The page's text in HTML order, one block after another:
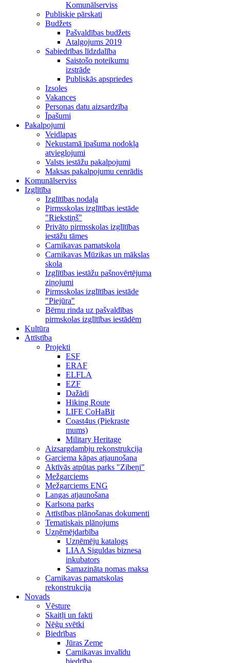
Komunālserviss
Publiskie pārskati
Budžets
Pašvaldības budžets
Atalgojums 2019
Sabiedrības līdzdalība
Saistošo noteikumu
izstrāde
Publiskās apspriedes
Izsoles
Vakances
Personas datu aizsardzība
Īpašumi
Pakalpojumi
Veidlapas
Nekustamā īpašuma nodokļa
atvieglojumi
Valsts iestāžu pakalpojumi
Maksas pakalpojumu cenrādis
Komunālserviss
Izglītība
Izglītības nodaļa
Pirmsskolas izglītības iestāde
"Riekstiņš"
Privāto pirmsskolas izglītības
iestāžu tāmes
Carnikavas pamatskola
Carnikavas Mūzikas un mākslas
skola
Izglītības iestāžu pašnovērtējuma
ziņojumi
Pirmsskolas izglītības iestāde
"Piejūra"
Bērnu rinda uz pašvaldības
pirmskolas izglītības iestādēm
Kultūra
Attīstība
Projekti
ESF
ERAF
ELFLA
EZF
Dažādi
Hiking Route
LIFE CoHaBit
Coast4us (Piekraste
mums)
Military Heritage
Aizsargdambju rekonstrukcija
Garciema kāpas atjaunošana
Aktīvās atpūtas parks "Zibeņi"
Mežgarciems
Mežgarciems ENG
Langas atjaunošana
Karlsona parks
Attīstības plānošanas dokumenti
Tematiskais plānojums
Uzņēmējdarbība
Uzņēmēju katalogs
LIAA Siguldas biznesa
inkubators
Samazināta nomas maksa
Carnikavas pamatskolas
rekonstrukcija
Novads
Vēsture
Skaitļi un fakti
Nēģu svētki
Biedrības
Jūras Zeme
Carnikavas invalīdu